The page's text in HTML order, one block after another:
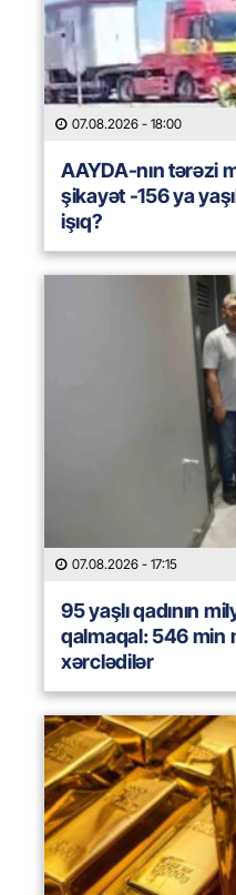
07.08.2026 - 18:00
AAYDA-nın tərəzi
şikayət -156 ya
işıq?
07.08.2026 - 17:15
95 yaşlı qadının
qalmaqal: 546 min
xərclədilər